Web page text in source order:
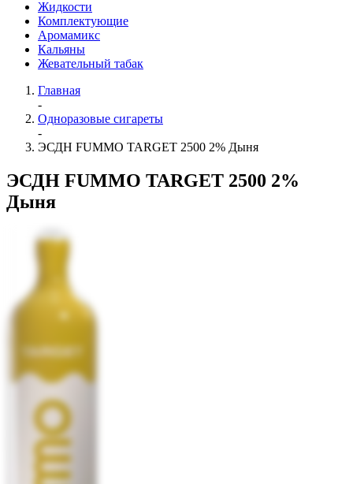
Жидкости
Комплектующие
Аромамикс
Кальяны
Жевательный табак
Главная
-
Одноразовые сигареты
-
ЭСДН FUMMO TARGET 2500 2% Дыня
ЭСДН FUMMO TARGET 2500 2%
Дыня